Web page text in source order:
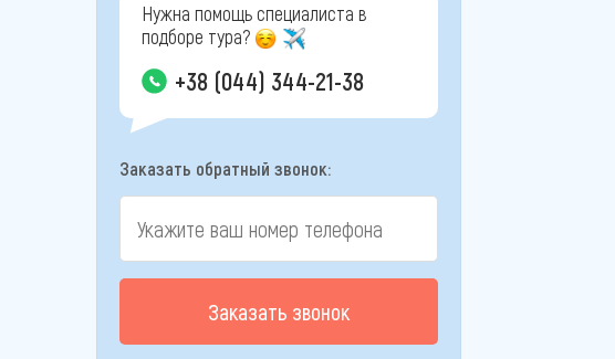
Нужна помощь специалиста в
подборе тура?
+38 (044) 344-21-38
Заказать обратный звонок:
Заказать звонок